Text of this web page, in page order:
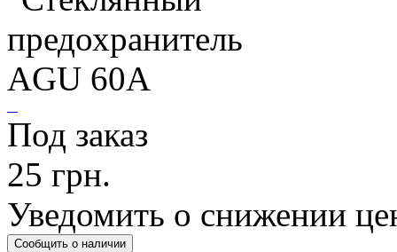
Под заказ
25 грн.
Уведомить о снижении